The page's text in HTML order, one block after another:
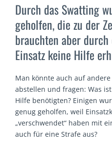
Durch das Swatting
geholfen, die zu der
brauchten aber
Einsatz keine Hilfe
Man könnte auch auf
abstellen und fragen: Was
Hilfe benötigten? Einigen
genug geholfen, weil
„verschwendet“ haben mit
auch für eine Strafe aus?